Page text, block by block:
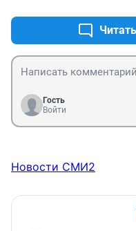
Гость
Войти
Новости СМИ2